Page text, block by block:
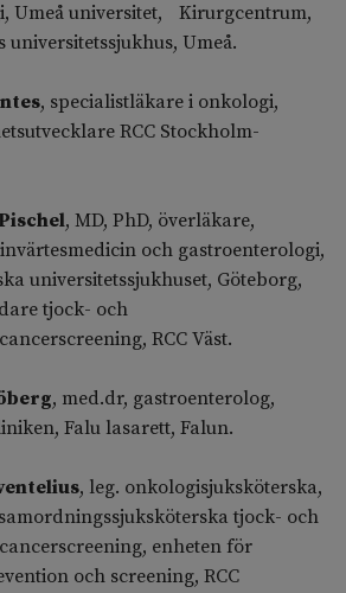
Umeå universitet, Kirurgcentrum,
Umeå.
, specialistläkare i onkologi,
RCC Stockholm-
, MD, PhD, överläkare,
och gastroenterologi,
universitetssjukhuset, Göteborg,
tjock- och
RCC Väst.
, med.dr, gastroenterolog,
Falu lasarett, Falun.
, leg. onkologisjuksköterska,
tjock- och
enheten för
och screening, RCC